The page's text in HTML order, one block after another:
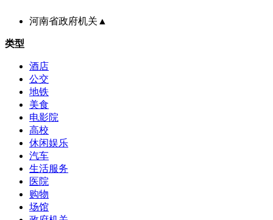
河南省政府机关 ▲
类型
酒店
公交
地铁
美食
电影院
高校
休闲娱乐
汽车
生活服务
医院
购物
场馆